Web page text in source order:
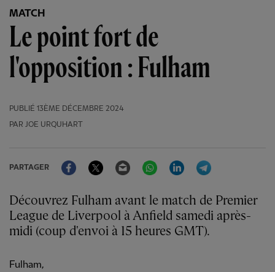
MATCH
Le point fort de
l'opposition : Fulham
PUBLIÉ 13ÈME DÉCEMBRE 2024
PAR JOE URQUHART
PARTAGER
FacebookTwitter Email WhatsAppLinkedIn
Découvrez Fulham avant le match de Premier
League de Liverpool à Anfield samedi après-
midi (coup d'envoi à 15 heures GMT).
Fulham,